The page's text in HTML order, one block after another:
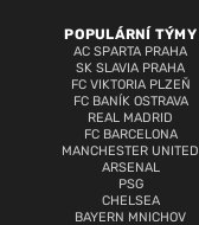
POPULÁRNÍ TÝMY
AC SPARTA PRAHA
SK SLAVIA PRAHA
FC VIKTORIA PLZEŇ
FC BANÍK OSTRAVA
REAL MADRID
FC BARCELONA
MANCHESTER UNITED
ARSENAL
PSG
CHELSEA
BAYERN MNICHOV